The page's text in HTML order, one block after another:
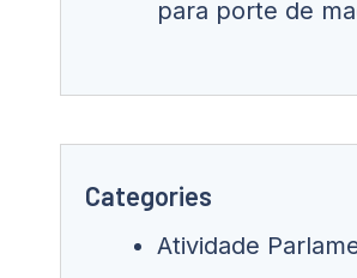
para porte de
Categories
Atividade